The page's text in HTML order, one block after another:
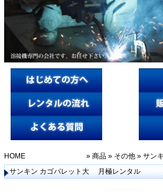
HOME »商品 » その他 »サン
サンキン カゴパレット大 月極レンタル